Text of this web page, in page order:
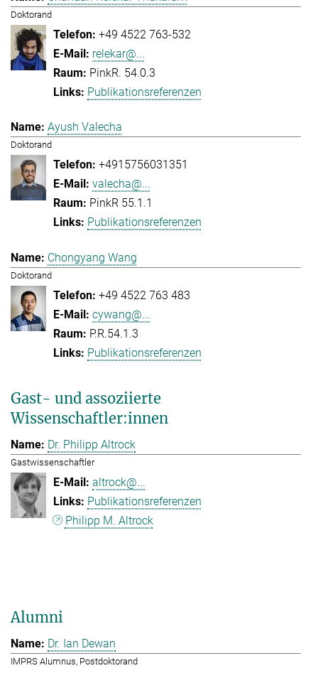
Doktorand
+49 4522 763-532
relekar@...
PinkR. 54.0.3
Publikationsreferenzen
Ayush Valecha
Doktorand
+4915756031351
valecha@...
PinkR 55.1.1
Publikationsreferenzen
Chongyang Wang
Doktorand
+49 4522 763 483
cywang@...
P.R.54.1.3
Publikationsreferenzen
Gast- und assoziierte
Wissenschaftler:innen
Dr. Philipp Altrock
Gastwissenschaftler
altrock@...
Publikationsreferenzen
Philipp M. Altrock
Alumni
Dr. Ian Dewan
IMPRS Alumnus, Postdoktorand